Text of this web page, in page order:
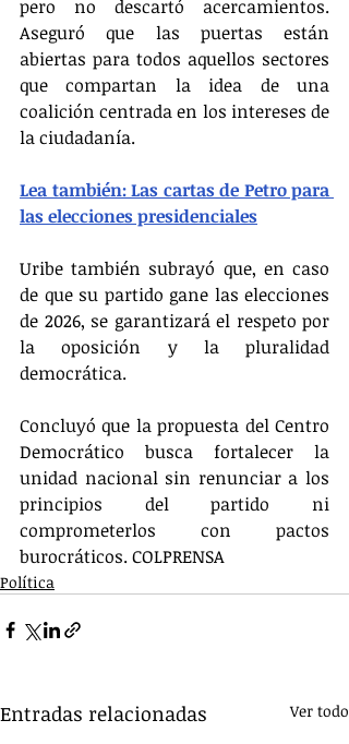
pero no descartó acercamientos.
Aseguró que las puertas están
abiertas para todos aquellos sectores
que compartan la idea de una
coalición centrada en los intereses de
la ciudadanía.
Lea también: Las cartas de Petro para
las elecciones presidenciales
Uribe también subrayó que, en caso
de que su partido gane las elecciones
de 2026, se garantizará el respeto por
la oposición y la pluralidad
democrática.
Concluyó que la propuesta del Centro
Democrático busca fortalecer la
unidad nacional sin renunciar a los
principios del partido ni
comprometerlos con pactos
burocráticos. COLPRENSA
Política
Entradas relacionadas Ver todo